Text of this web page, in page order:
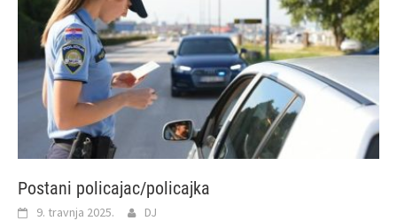
Postani policajac/policajka
9. travnja 2025. DJ